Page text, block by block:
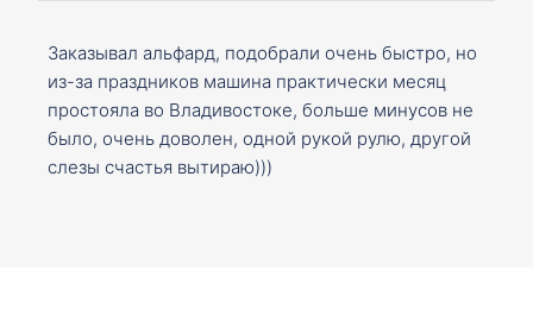
Заказывал альфард, подобрали очень быстро, но
из-за праздников машина практически месяц
простояла во Владивостоке, больше минусов не
было, очень доволен, одной рукой рулю, другой
слезы счастья вытираю)))